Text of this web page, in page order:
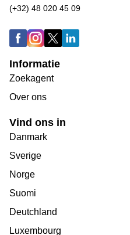
(+32) 48 020 45 09
Informatie
Zoekagent
Over ons
Vind ons in
Danmark
Sverige
Norge
Suomi
Deutchland
Luxembourg